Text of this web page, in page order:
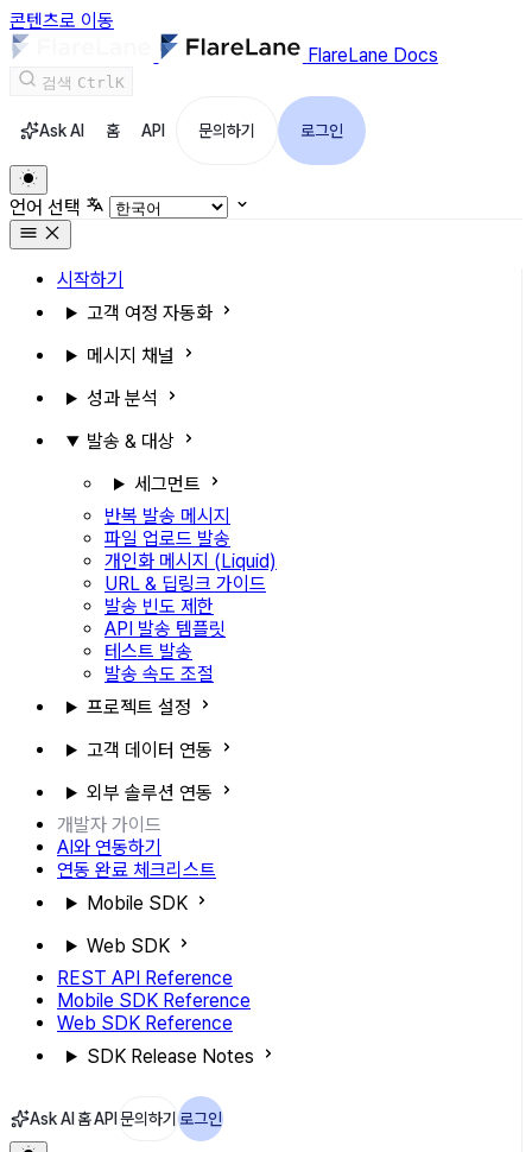
콘텐츠로 이동
FlareLane Docs
검색 CtrlK
Ask AI 홈 API 문의하기 로그인
언어 선택
시작하기
고객 여정 자동화
메시지 채널
성과 분석
발송 & 대상
세그먼트
반복 발송 메시지
파일 업로드 발송
개인화 메시지 (Liquid)
URL & 딥링크 가이드
발송 빈도 제한
API 발송 템플릿
테스트 발송
발송 속도 조절
프로젝트 설정
고객 데이터 연동
외부 솔루션 연동
개발자 가이드
AI와 연동하기
연동 완료 체크리스트
Mobile SDK
Web SDK
REST API Reference
Mobile SDK Reference
Web SDK Reference
SDK Release Notes
Ask AI 홈API 문의하기 로그인